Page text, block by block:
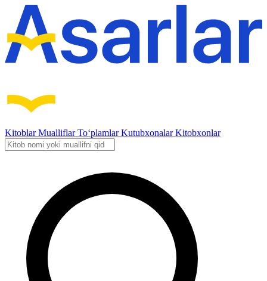
KitoblarMualliflarTo‘plamlarKutubxonalarKitobxonlar